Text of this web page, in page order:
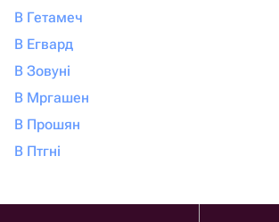
В Гетамеч
В Егвард
В Зовуні
В Мргашен
В Прошян
В Птгні